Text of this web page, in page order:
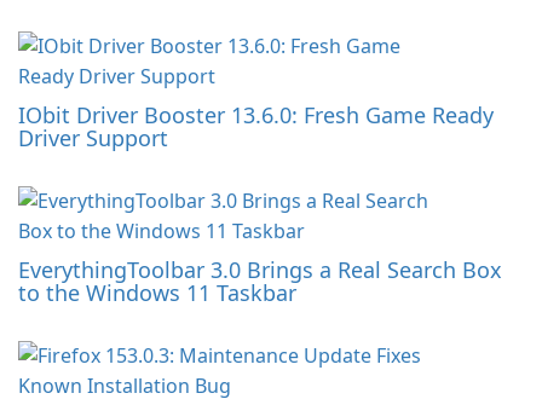
IObit Driver Booster 13.6.0: Fresh Game Ready
Driver Support
EverythingToolbar 3.0 Brings a Real Search Box
to the Windows 11 Taskbar